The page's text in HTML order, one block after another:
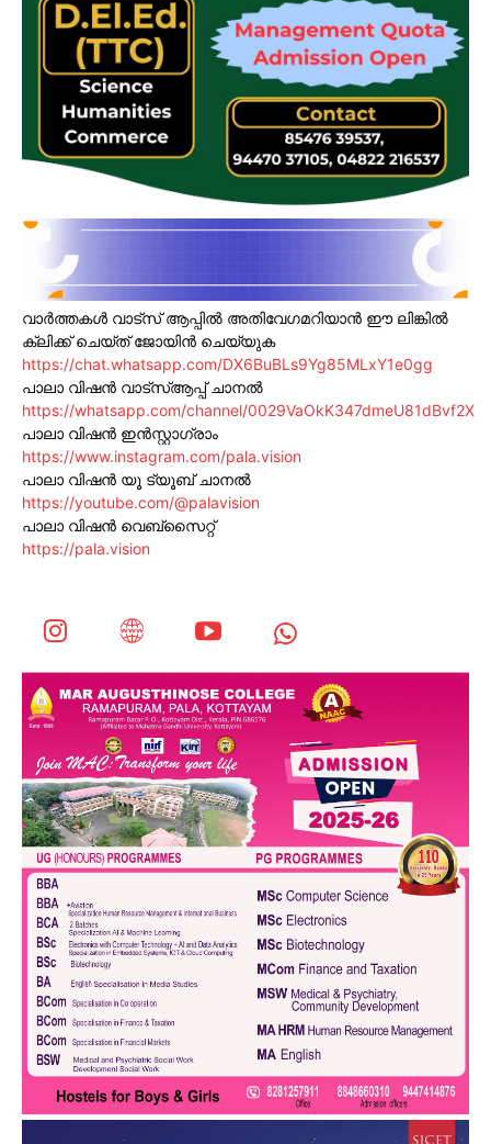
വാർത്തകൾ വാട്സ് ആപ്പിൽ അതിവേഗമറിയാൻ ഈ ലിങ്കിൽ
ക്ലിക്ക് ചെയ്ത് ജോയിൻ ചെയ്യുക
https://chat.whatsapp.com/DX6BuBLs9Yg85MLxY1e0gg
പാലാ വിഷൻ വാട്സ്ആപ്പ് ചാനൽ
https://whatsapp.com/channel/0029VaOkK347dmeU81dBvf2X
പാലാ വിഷൻ ഇൻസ്റ്റാഗ്രാം
https://www.instagram.com/pala.vision
പാലാ വിഷൻ യൂ ട്യൂബ് ചാനൽ
https://youtube.com/@palavision
പാലാ വിഷൻ വെബ്സൈറ്റ്
https://pala.vision